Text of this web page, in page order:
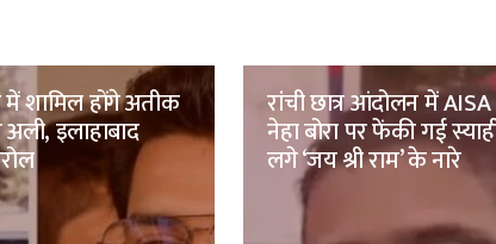
शामिल होंगे अतीक
इलाहाबाद
रांची छात्र आंदोलन में
नेहा बोरा पर फेंकी गई
लगे ‘जय श्री राम’ के नारे